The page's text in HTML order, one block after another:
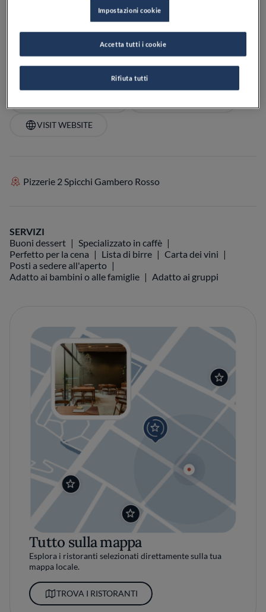
36100VicenzaVIItalia
VEDI ORARI
VISIT WEBSITE
Pizzerie 2 Spicchi Gambero Rosso
SERVIZI
Buoni dessert
Specializzato in caffè
Perfetto per la cena
Lista di birre
Carta dei vini
Posti a sedere all'aperto
Adatto ai bambini o alle famiglie
Adatto ai gruppi
Tutto sulla mappa
Esplora i ristoranti selezionati direttamente sulla tua
mappa locale.
TROVA I RISTORANTI
Impostazioni cookie
Rifiuta tutti
Accetta tutti i cookie